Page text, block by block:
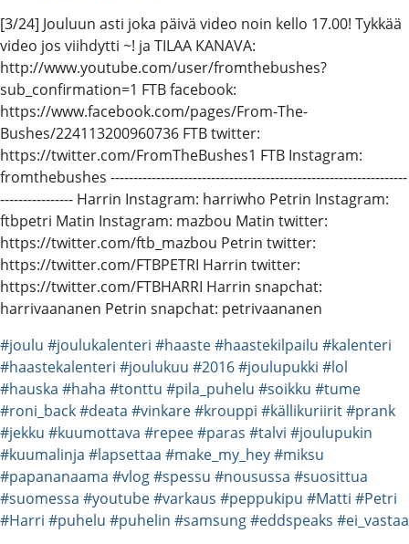
[3/24] Jouluun asti joka päivä video noin kello 17.00! Tykkää
video jos viihdytti ~! ja TILAA KANAVA:
http://www.youtube.com/user/fromthebushes?
sub_confirmation=1 FTB facebook:
https://www.facebook.com/pages/From-The-
Bushes/224113200960736 FTB twitter:
https://twitter.com/FromTheBushes1 FTB Instagram:
fromthebushes ----------------------------------------­-------------------------
---------------­- Harrin Instagram: harriwho Petrin Instagram:
ftbpetri Matin Instagram: mazbou Matin twitter:
https://twitter.com/ftb_mazbou Petrin twitter:
https://twitter.com/FTBPETRI Harrin twitter:
https://twitter.com/FTBHARRI Harrin snapchat:
harrivaananen Petrin snapchat: petrivaananen
#joulu #joulukalenteri #haaste#haastekilpailu #kalenteri
#haastekalenteri #joulukuu #2016#joulupukki #lol
#hauska #haha #tonttu #pila_puhelu #soikku #tume
#roni_back#deata #vinkare#krouppi #källikuriirit#prank
#jekku #kuumottava #repee#paras #talvi #joulupukin
#kuumalinja #lapsettaa #make_my_hey#miksu
#papananaama #vlog#spessu #nousussa #suosittua
#suomessa #youtube#varkaus #peppukipu #Matti #Petri
#Harri #puhelu #puhelin #samsung#eddspeaks #ei_vastaa